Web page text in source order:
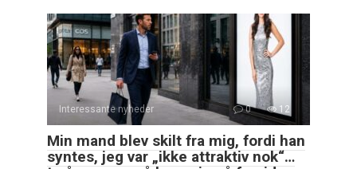
Interessante nyheder 0 12
Min mand blev skilt fra mig, fordi han
syntes, jeg var „ikke attraktiv nok“…